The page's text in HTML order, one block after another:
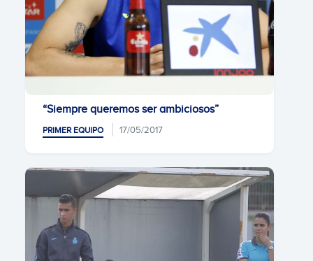
“Siempre queremos ser ambiciosos”
PRIMER EQUIPO 17/05/2017